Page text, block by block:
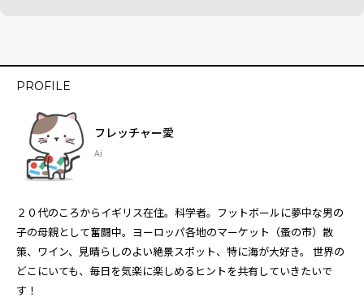
PROFILE
フレッチャー愛
Ai
２０代のころからイギリス在住。科学者。フットボールに夢中な男の
子の母親として奮闘中。ヨーロッパ各地のマーケット（蚤の市）散
策、ワイン、見晴らしのよい絶景スポット、特に海が大好き。 世界の
どこにいても、毎日を気楽に楽しめるヒントを共有していきたいで
す！